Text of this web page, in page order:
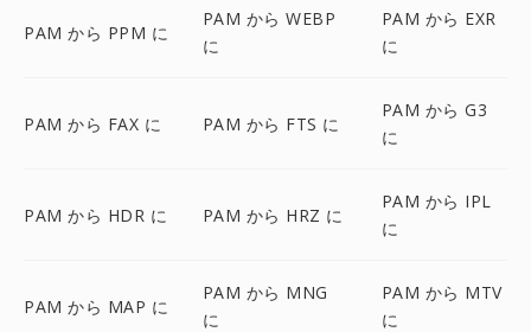
PAM から PPM に
PAM から WEBP
に
PAM から EXR
に
PAM から FAX に PAM から FTS に
PAM から G3
に
PAM から HDR に PAM から HRZ に
PAM から IPL
に
PAM から MAP に
PAM から MNG
に
PAM から MTV
に